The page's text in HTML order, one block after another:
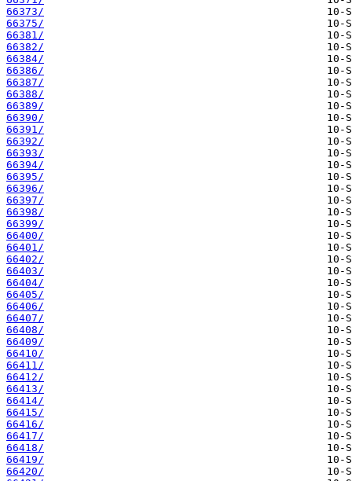
66373/
66375/
66381/
66382/
66384/
66386/
66387/
66388/
66389/
66390/
66391/
66392/
66393/
66394/
66395/
66396/
66397/
66398/
66399/
66400/
66401/
66402/
66403/
66404/
66405/
66406/
66407/
66408/
66409/
66410/
66411/
66412/
66413/
66414/
66415/
66416/
66417/
66418/
66419/
66420/